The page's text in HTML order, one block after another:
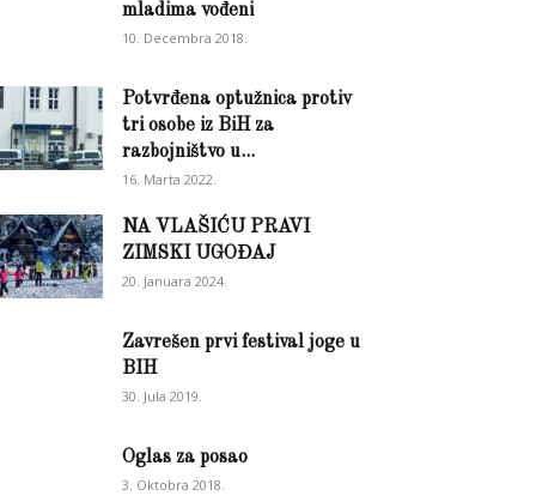
mladima vođeni
10. Decembra 2018.
Potvrđena optužnica protiv
tri osobe iz BiH za
razbojništvo u...
16. Marta 2022.
NA VLAŠIĆU PRAVI
ZIMSKI UGOĐAJ
20. Januara 2024.
Zavrešen prvi festival joge u
BIH
30. Jula 2019.
Oglas za posao
3. Oktobra 2018.